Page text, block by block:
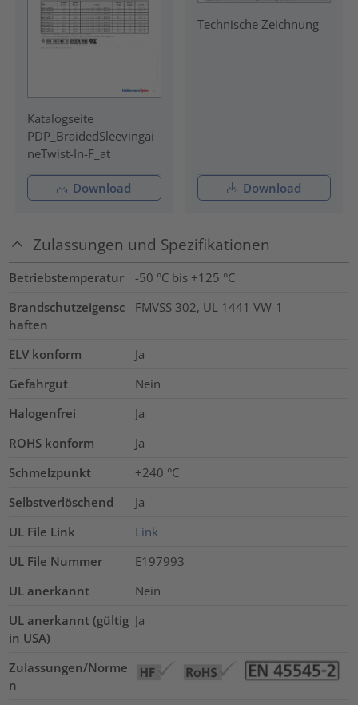
Katalogseite
PDP_BraidedSleevingai
neTwist-In-F_at
Download
Technische Zeichnung
Download
Zulassungen und Spezifikationen
Betriebstemperatur
-50 °C bis +125 °C
Brandschutzeigensc
haften
FMVSS 302, UL 1441 VW-1
ELV konform
Ja
Gefahrgut
Nein
Halogenfrei
Ja
ROHS konform
Ja
Schmelzpunkt
+240 °C
Selbstverlöschend
Ja
UL File Link
Link
UL File Nummer
E197993
UL anerkannt
Nein
UL anerkannt (gültig
in USA)
Ja
Zulassungen/Norme
n